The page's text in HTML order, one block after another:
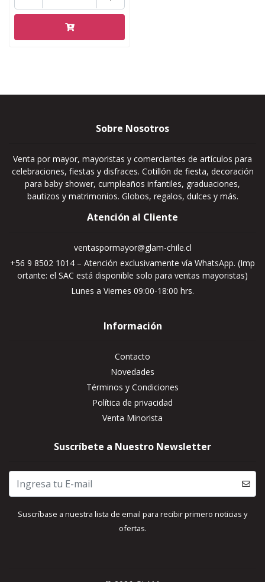
Sobre Nosotros
Venta por mayor, mayoristas y comerciantes de artículos para
celebraciones, fiestas y disfraces. Cotillón de fiesta, decoración
para baby shower, cumpleaños infantiles, graduaciones,
bautizos y matrimonios. Globos, regalos, dulces y más.
Atención al Cliente
ventaspormayor@glam-chile.cl
+56 9 8502 1014 – Atención exclusivamente vía WhatsApp. (Imp
ortante: el SAC está disponible solo para ventas mayoristas)
Lunes a Viernes 09:00-18:00 hrs.
Información
Contacto
Novedades
Términos y Condiciones
Política de privacidad
Venta Minorista
Suscríbete a Nuestro Newsletter
Suscríbase a nuestra lista de email para recibir primero noticias y
ofertas.